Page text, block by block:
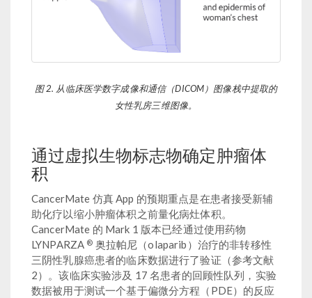
图 2. 从临床医学数字成像和通信（DICOM）图像栈中提取的
女性乳房三维图像。
通过虚拟生物标志物确定肿瘤体
积
CancerMate 仿真 App 的预期重点是在患者接受新辅
助化疗以缩小肿瘤体积之前量化病灶体积。
CancerMate 的 Mark 1 版本已经通过使用药物
LYNPARZA ® 奥拉帕尼（olaparib）治疗的非转移性
三阴性乳腺癌患者的临床数据进行了验证（参考文献
2）。该临床实验涉及 17 名患者的回顾性队列，实验
数据被用于测试一个基于偏微分方程（PDE）的反应